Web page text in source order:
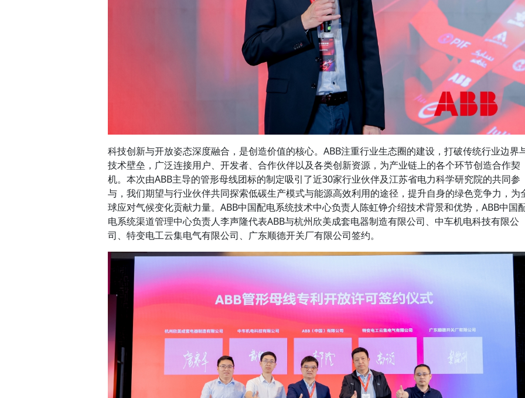
科技创新与开放姿态深度融合，是创造价值的核心。ABB注重行业生态圈的建设，打破传统行业边界
技术壁垒，广泛连接用户、开发者、合作伙伴以及各类创新资源，为产业链上的各个环节创造合作契
机。本次由ABB主导的管形母线团标的制定吸引了近30家行业伙伴及江苏省电力科学研究院的共同参
与，我们期望与行业伙伴共同探索低碳生产模式与能源高效利用的途径，提升自身的绿色竞争力，为
球应对气候变化贡献力量。ABB中国配电系统技术中心负责人陈虹铮介绍技术背景和优势，ABB中国
电系统渠道管理中心负责人李声隆代表ABB与杭州欣美成套电器制造有限公司、中车机电科技有限公
司、特变电工云集电气有限公司、广东顺德开关厂有限公司签约。